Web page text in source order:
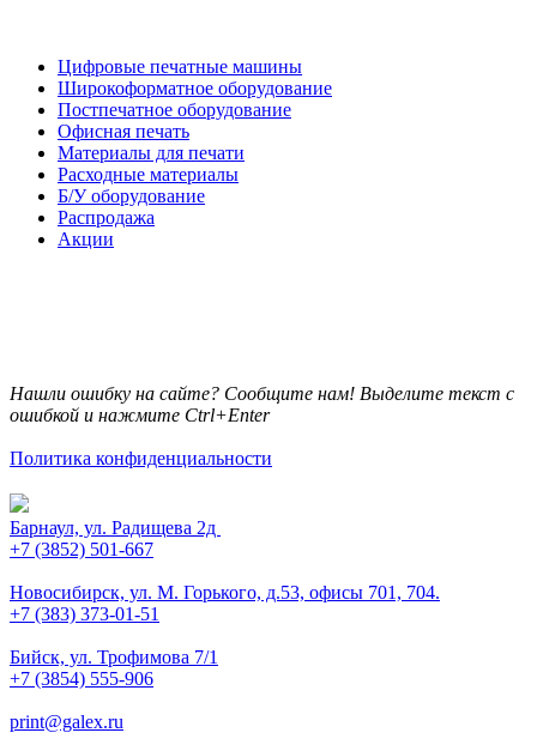
Цифровые печатные машины
Широкоформатное оборудование
Постпечатное оборудование
Офисная печать
Материалы для печати
Расходные материалы
Б/У оборудование
Распродажа
Акции
Нашли ошибку на сайте? Сообщите нам! Выделите текст с
ошибкой и нажмите Ctrl+Enter
Политика конфиденциальности
Барнаул, ул. Радищева 2д
+7 (3852) 501-667
Новосибирск, ул. М. Горького, д.53, офисы 701, 704.
+7 (383) 373-01-51
Бийск, ул. Трофимова 7/1
+7 (3854) 555-906
print@galex.ru